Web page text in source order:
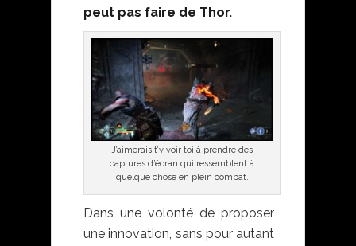
peut pas faire de Thor.
J’aimerais t’y voir toi à prendre des
captures d’écran qui ressemblent à
quelque chose en plein combat.
Dans une volonté de proposer
une innovation, sans pour autant